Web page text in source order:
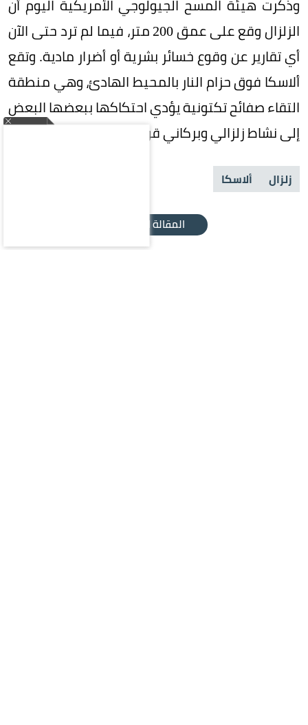
الزلزال وقع على عمق 200 متر، فيما لم ترد حتى الآن
أي تقارير عن وقوع خسائر بشرية أو أضرار مادية. وتقع
ألاسكا فوق حزام النار بالمحيط الهادئ، وهي منطقة
التقاء صفائح تكتونية يؤدي احتكاكها ببعضها البعض
إلى نشاط زلزالي وبركاني قوي.
زلزال ألاسكا
المقالة التالية